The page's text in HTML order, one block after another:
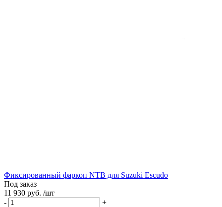
Фиксированный фаркоп NTB для Suzuki Escudo
Под заказ
11 930 руб. /шт
-
+